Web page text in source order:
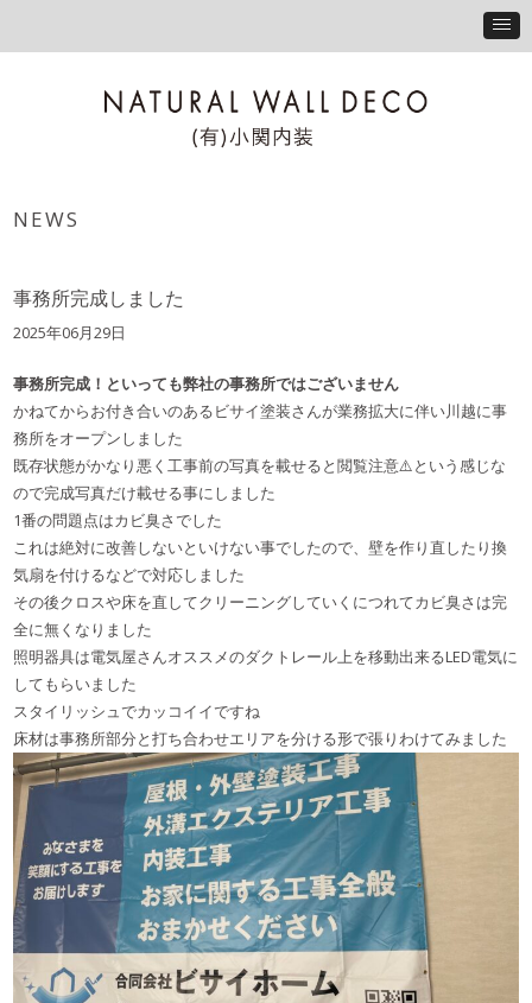
NEWS
事務所完成しました
2025年06月29日
事務所完成！といっても弊社の事務所ではございません
かねてからお付き合いのあるビサイ塗装さんが業務拡大に伴い川越に事
務所をオープンしました
既存状態がかなり悪く工事前の写真を載せると閲覧注意⚠️という感じな
ので完成写真だけ載せる事にしました
1番の問題点はカビ臭さでした
これは絶対に改善しないといけない事でしたので、壁を作り直したり換
気扇を付けるなどで対応しました
その後クロスや床を直してクリーニングしていくにつれてカビ臭さは完
全に無くなりました
照明器具は電気屋さんオススメのダクトレール上を移動出来るLED電気に
してもらいました
スタイリッシュでカッコイイですね
床材は事務所部分と打ち合わせエリアを分ける形で張りわけてみました